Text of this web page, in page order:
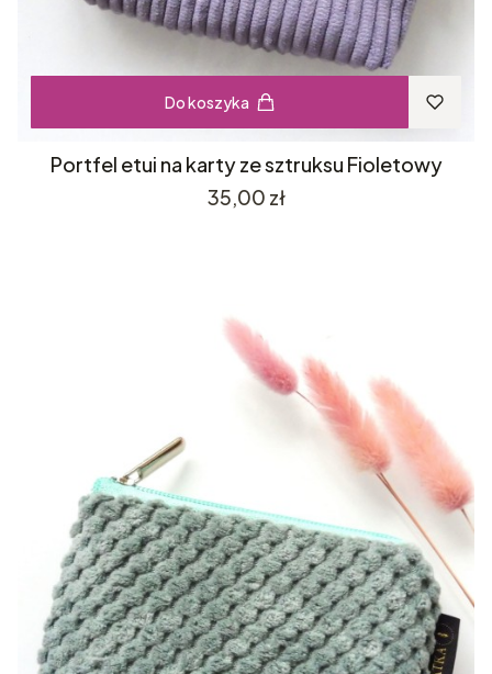
Do koszyka
Portfel etui na karty ze sztruksu Fioletowy
Cena
35,00 zł